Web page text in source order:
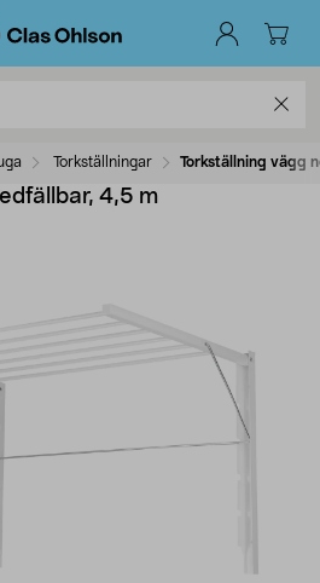
Torkställningar Torkställning vägg
4,5 m